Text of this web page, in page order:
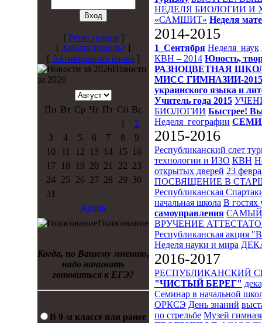
[ Регистрация]
[ Забыли пароль? ]
[ Активировать снова ]
Новости
за 2026
Пн Вт Ср Чт Пт Сб Вс
1
2
3
4 5 6 7 8
9
10
11 12 13 14 15
16
17
18 19 20 21 22 23
24
25 26 27 28 29 30
31
Архив
Голосование
Когда, по Вашему мнению,
надо начинать
готовиться к ЕГЭ?
В 9-м классе или ранее
НЕДЕЛЯ БИОЛОГИИ И
«САМШИТ» Неделя
2014-2015
1_Сентября Неделя_наук
КВН – 2014 Юность,
РАЗНОЦВЕТНАЯ
МИСС ГИМНАЗИИ-2015
украинского языка и
Учитель года 2015
БИОЛОГИИ Быстрее!
Неделя_географии
2015-2016
Республиканский слет
технологии и ИЗО КВН
открытых дверей 23
ПОСВЯЩЕНИЕ В
Республиканская
начальная школа В гостях
самоуправления
ВРУЧЕНИЕ
Республиканская акция
Неделя науки и мира
2016-2017
РЕСПУБЛИКАНСКИЙ
"ЧИСТЫЙ БЕРЕГ"
Семинар в начальной
ОРКСЭ День знаний
по стрельбе Музей